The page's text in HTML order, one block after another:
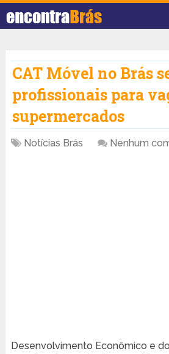
CAT Móvel no Brás
profissionais para
supermercados
Notícias Brás Nenhum
Desenvolvimento Econômico e